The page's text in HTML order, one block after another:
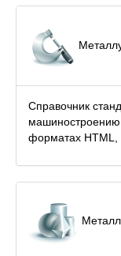
Справочник
форматах HTML,